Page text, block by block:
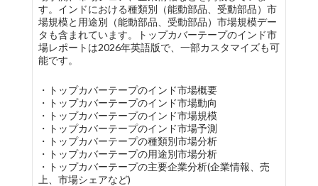
す。インドにおける種類別（能動部品、受動部品）市
場規模と用途別（能動部品、受動部品）市場規模デー
タも含まれています。トップカバーテープのインド市
場レポートは2026年英語版で、一部カスタマイズも可
能です。
・トップカバーテープのインド市場概要
・トップカバーテープのインド市場動向
・トップカバーテープのインド市場規模
・トップカバーテープのインド市場予測
・トップカバーテープの種類別市場分析
・トップカバーテープの用途別市場分析
・トップカバーテープの主要企業分析(企業情報、売
上、市場シェアなど)